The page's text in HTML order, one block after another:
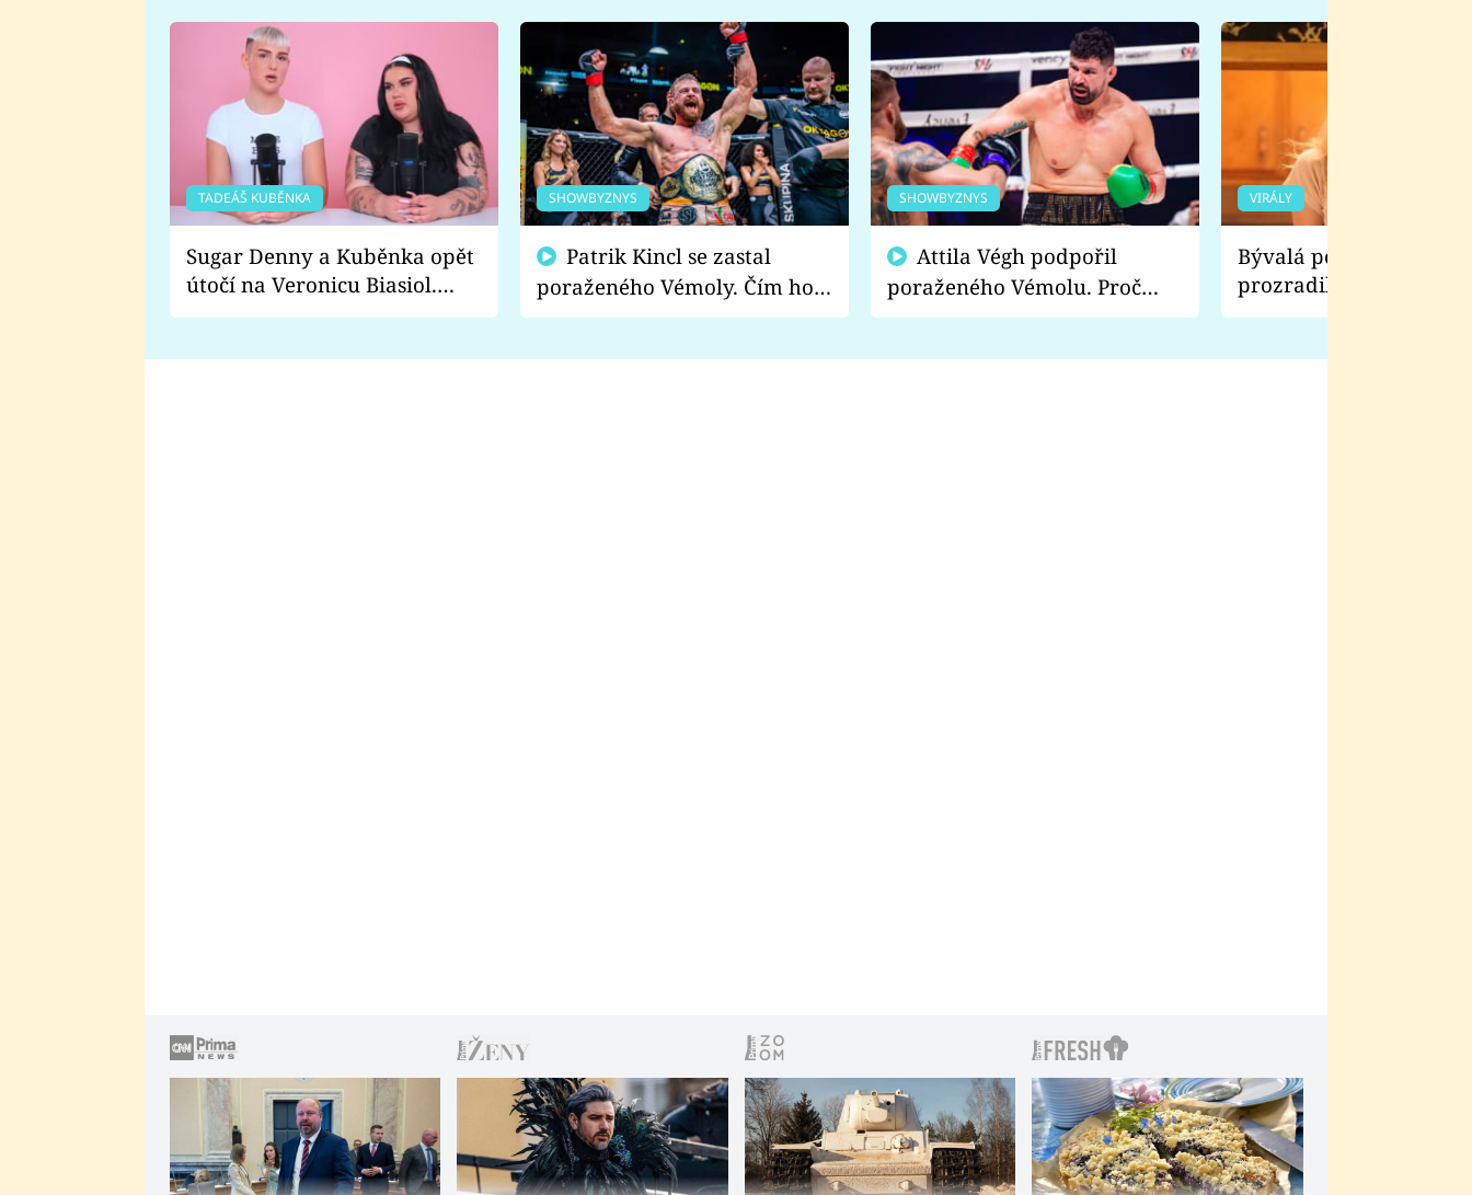
TADEÁŠ KUBĚNKA
Sugar Denny a Kuběnka opět
útočí na Veronicu Biasiol.
Proč je podle nich falešná a
SHOWBYZNYS
poraženého Vémoly. Čím ho
fanoušci naštvali?
SHOWBYZNYS
poraženého Vémolu. Proč
chce raději zápasit s ním než
VIRÁLY
Bývalá pornoherečka
prozradila, co ji
natáčení Euforie.